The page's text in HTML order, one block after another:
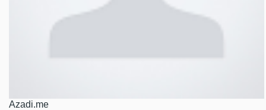
Azadi.me